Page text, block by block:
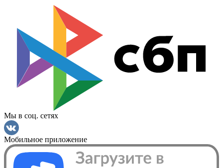
Мы в соц. сетях
Мобильное приложение